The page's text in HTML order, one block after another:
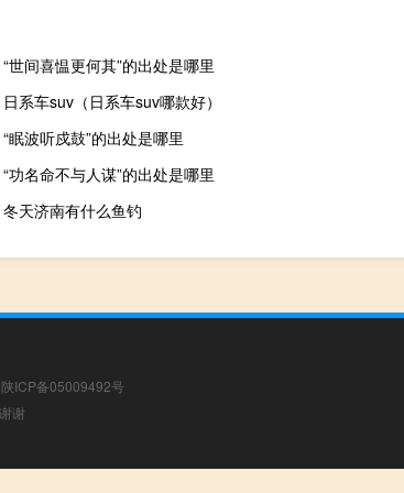
“世间喜愠更何其”的出处是哪里
日系车suv（日系车suv哪款好）
“眠波听戍鼓”的出处是哪里
“功名命不与人谋”的出处是哪里
冬天济南有什么鱼钓
陕ICP备05009492号
谢